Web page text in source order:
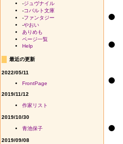
-ジュヴナイル
-コバルト文庫
-ファンタジー
-やおい
ありめも
ページ一覧
Help
最近の更新
2022/05/11
FrontPage
2019/11/12
作家リスト
2019/10/30
青池保子
2019/09/08